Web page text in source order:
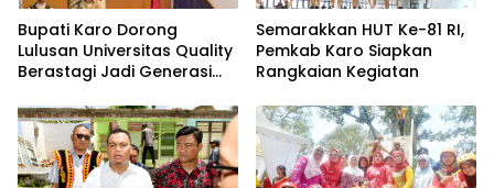
Bupati Karo Dorong
Lulusan Universitas Quality
Berastagi Jadi Generasi
Semarakkan HUT Ke-81 RI,
Pemkab Karo Siapkan
Rangkaian Kegiatan